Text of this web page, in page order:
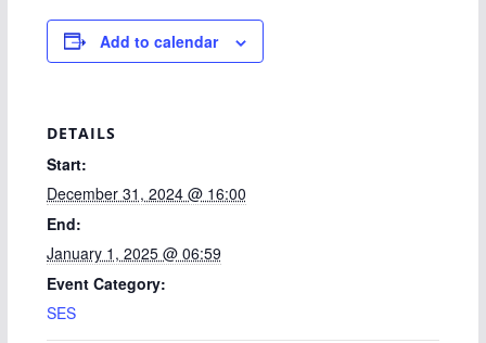
Add to calendar
DETAILS
Start:
December 31, 2024 @ 16:00
End:
January 1, 2025 @ 06:59
Event Category:
SES